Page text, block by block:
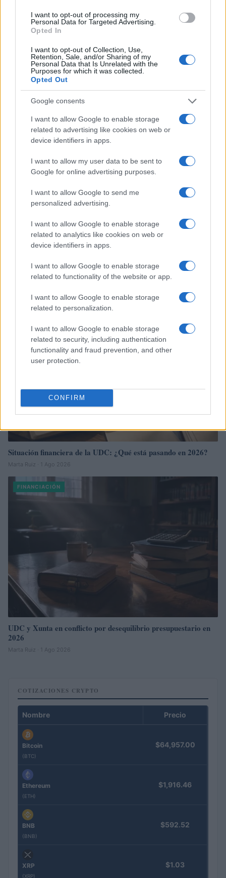
I want to opt-out of processing my
Personal Data for Targeted Advertising.
Opted In
I want to opt-out of Collection, Use,
Retention, Sale, and/or Sharing of my
Personal Data that Is Unrelated with the
Purposes for which it was collected.
Opted Out
Google consents
I want to allow Google to enable storage
related to advertising like cookies on web or
device identifiers in apps.
I want to allow my user data to be sent to
Google for online advertising purposes.
I want to allow Google to send me
personalized advertising.
I want to allow Google to enable storage
related to analytics like cookies on web or
device identifiers in apps.
I want to allow Google to enable storage
related to functionality of the website or app.
I want to allow Google to enable storage
related to personalization.
I want to allow Google to enable storage
related to security, including authentication
functionality and fraud prevention, and other
user protection.
CONFIRM
Sigue leyendo
FINANCIACIÓN
Fondos europeos impulsan crecimiento laboral y económico en
el País Vasco
FINANCIACIÓN
Situación financiera de la UDC: ¿Qué está pasando en 2026?
Marta Ruiz · 1 Ago 2026
FINANCIACIÓN
UDC y Xunta en conflicto por desequilibrio presupuestario en
2026
Marta Ruiz · 1 Ago 2026
COTIZACIONES CRYPTO
Nombre Precio
Bitcoin
(BTC)
$64,957.00
Ethereum
(ETH)
$1,916.46
BNB
(BNB)
$592.52
XRP
(XRP)
$1.03